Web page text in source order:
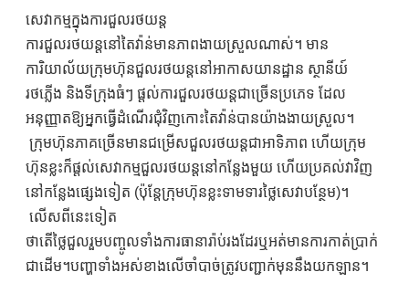
សេវាកម្មក្នុងការជួលរថយន្ត
ការជួលរថយន្តនៅតៃវ៉ាន់មានភាពងាយស្រួលណាស់។ មាន
ការិយាល័យក្រុមហ៊ុនជួលរថយន្តនៅអាកាសយានដ្ឋាន ស្ថានីយ៍
រថភ្លើង និងទីក្រុងធំៗ ផ្តល់ការជួលរថយន្តជាច្រើនប្រភេទ ដែល
អនុញ្ញាតឱ្យអ្នកធ្វើដំណើរជុំវិញកោះតៃវ៉ាន់បានយ៉ាងងាយស្រួល។
ក្រុមហ៊ុនភាគច្រើនមានជម្រើសជួលរថយន្តជាអាទិភាព ហើយក្រុម
ហ៊ុនខ្លះក៏ផ្តល់សេវាកម្មជួលរថយន្តនៅកន្លែងមួយ ហើយប្រគល់វាវិញ
នៅកន្លែងផ្សេងទៀត (ប៉ុន្តែក្រុមហ៊ុនខ្លះទាមទារថ្លៃសេវាបន្ថែម)។
លើសពីនេះទៀត
ថាតើថ្លៃជួលរួមបញ្ចូលទាំងការធានារ៉ាប់រងដែរឬអត់មានការកាត់ប្រាក់
ជាដើម។បញ្ហាទាំងអស់ខាងលើចាំបាច់ត្រូវបញ្ជាក់មុននឹងយកឡាន។